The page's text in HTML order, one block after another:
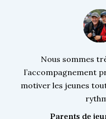
Nous sommes
l’accompagnement
motiver les jeunes
Parents de